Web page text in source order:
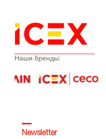
Наши бренды:
Newsletter